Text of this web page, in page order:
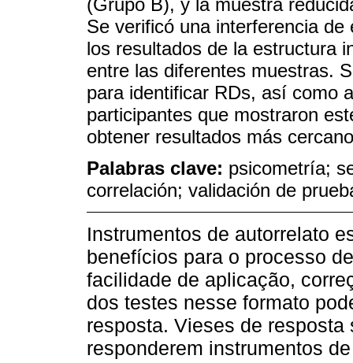
Se verificó una interferencia
los resultados de la estructura
entre las diferentes muestras.
para identificar RDs, así como
participantes que mostraron
obtener resultados más
Palabras clave: psicometría;
correlación; validación de
Instrumentos de autorrelato
benefícios para o processo
facilidade de aplicação,
dos testes nesse formato
resposta. Vieses de
responderem instrumentos